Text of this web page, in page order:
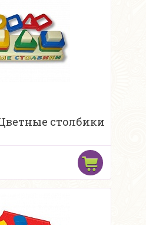
столбики